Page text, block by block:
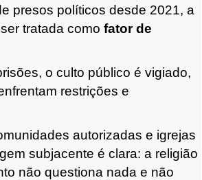
presos políticos desde 2021, a
tratada como fator de
o culto público é vigiado,
restrições e
autorizadas e igrejas
subjacente é clara: a religião
não questiona nada e não